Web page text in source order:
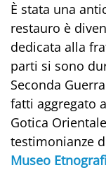
È stata una
restauro è
dedicata alla
parti si sono
Seconda
fatti aggregato
Gotica
testimonianze
Museo